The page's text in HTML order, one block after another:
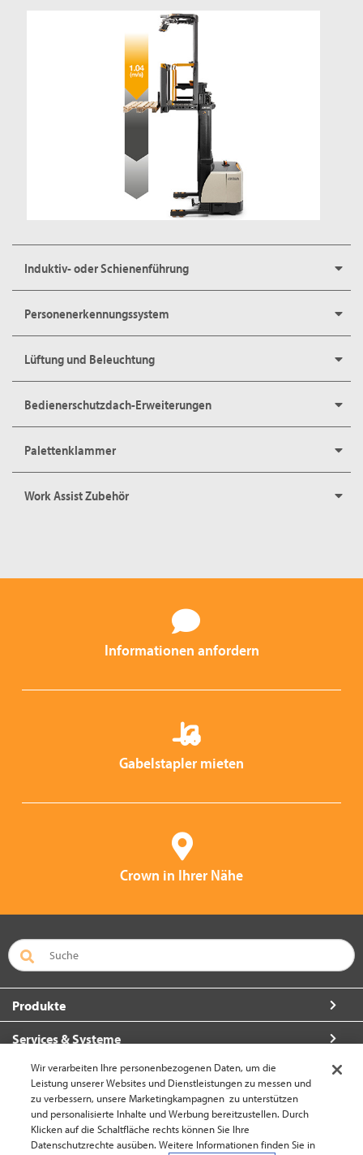
Induktiv- oder Schienenführung
Personenerkennungssystem
Lüftung und Beleuchtung
Bedienerschutzdach-Erweiterungen
Palettenklammer
Work Assist Zubehör
Informationen anfordern
Gabelstapler mieten
Crown in Ihrer Nähe
Produkte
Services & Systeme
Über Crown
So erreichen Sie uns
Wir verarbeiten Ihre personenbezogenen Daten, um die
Leistung unserer Websites und Dienstleistungen zu messen und
zu verbessern, unsere Marketingkampagnen zu unterstützen
und personalisierte Inhalte und Werbung bereitzustellen. Durch
Klicken auf die Schaltfläche rechts können Sie Ihre
Datenschutzrechte ausüben. Weitere Informationen finden Sie in